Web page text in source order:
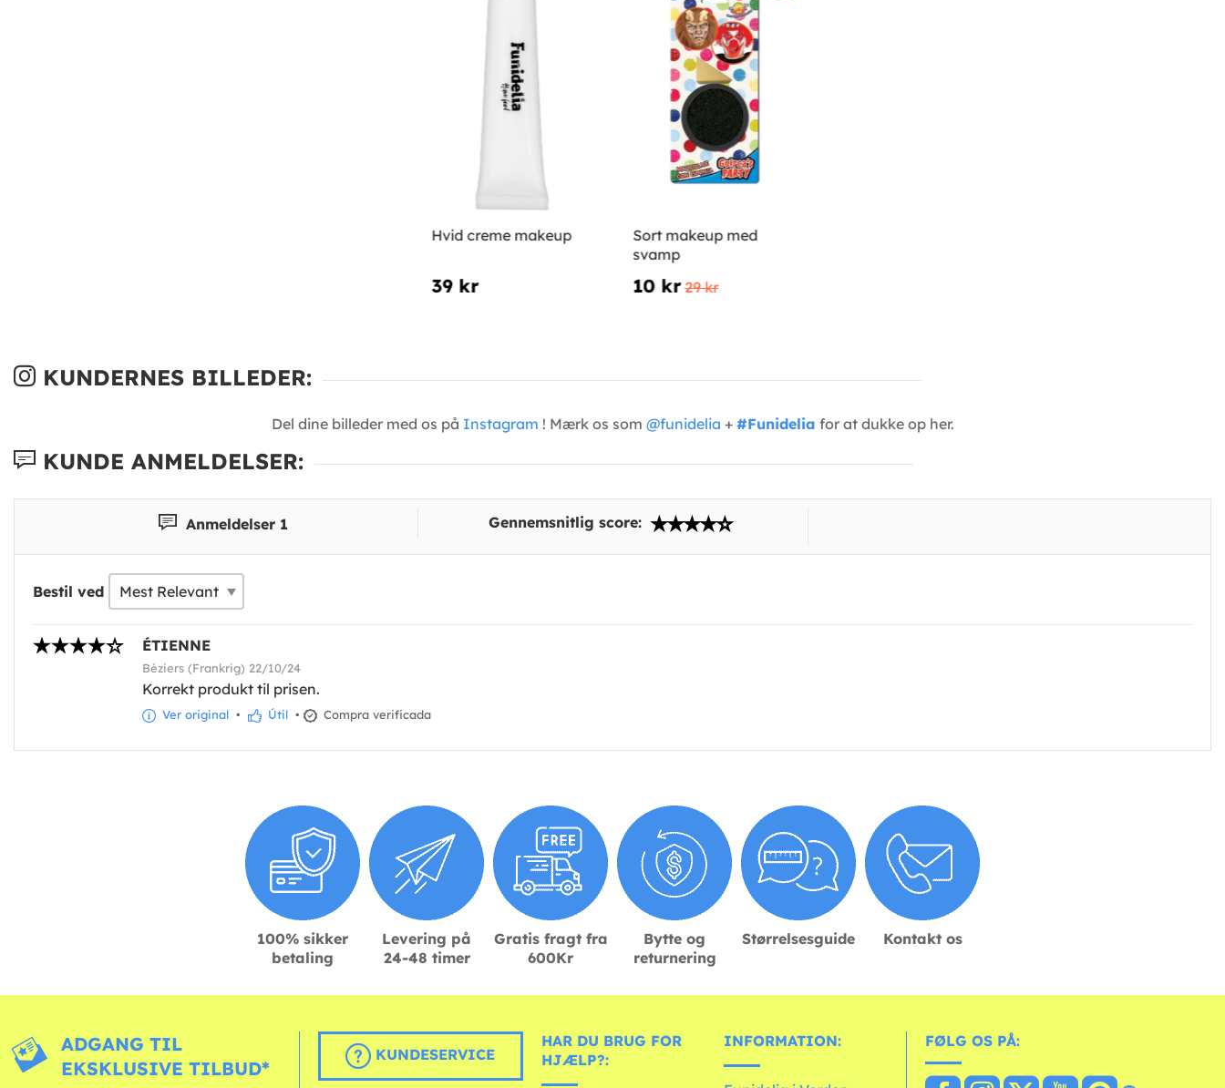
Hvid creme makeup
39 kr
Sort makeup med
svamp
10 kr 29 kr
KUNDERNES BILLEDER:
Del dine billeder med os på Instagram ! Mærk os som @funidelia + #Funidelia for at dukke op her.
KUNDE ANMELDELSER:
Anmeldelser 1 Gennemsnitlig score:
Bestil ved
ÉTIENNE
Béziers (Frankrig) 22/10/24
Korrekt produkt til prisen.
Ver original • Útil • Compra verificada
100% sikker
betaling
Levering på
24-48 timer
Gratis fragt fra
600Kr
Bytte og
returnering
Størrelsesguide Kontakt os
ADGANG TIL
EKSKLUSIVE TILBUD*
KUNDESERVICE
HAR DU BRUG FOR
HJÆLP?:
INFORMATION: FØLG OS PÅ: